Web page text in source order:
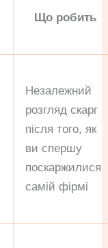
Що робить
Незалежний
розгляд скарг
після того, як
ви спершу
поскаржилися
самій фірмі